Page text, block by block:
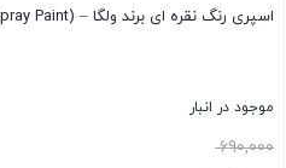
اسپری رنگ نقره ای برند ولگا – VOLGA COLOR (Chrome Effect Spray Paint)
موجود در انبار
690,000قیمت